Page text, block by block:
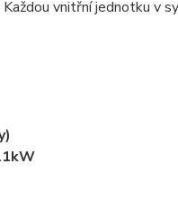
vnitřní jednotku v